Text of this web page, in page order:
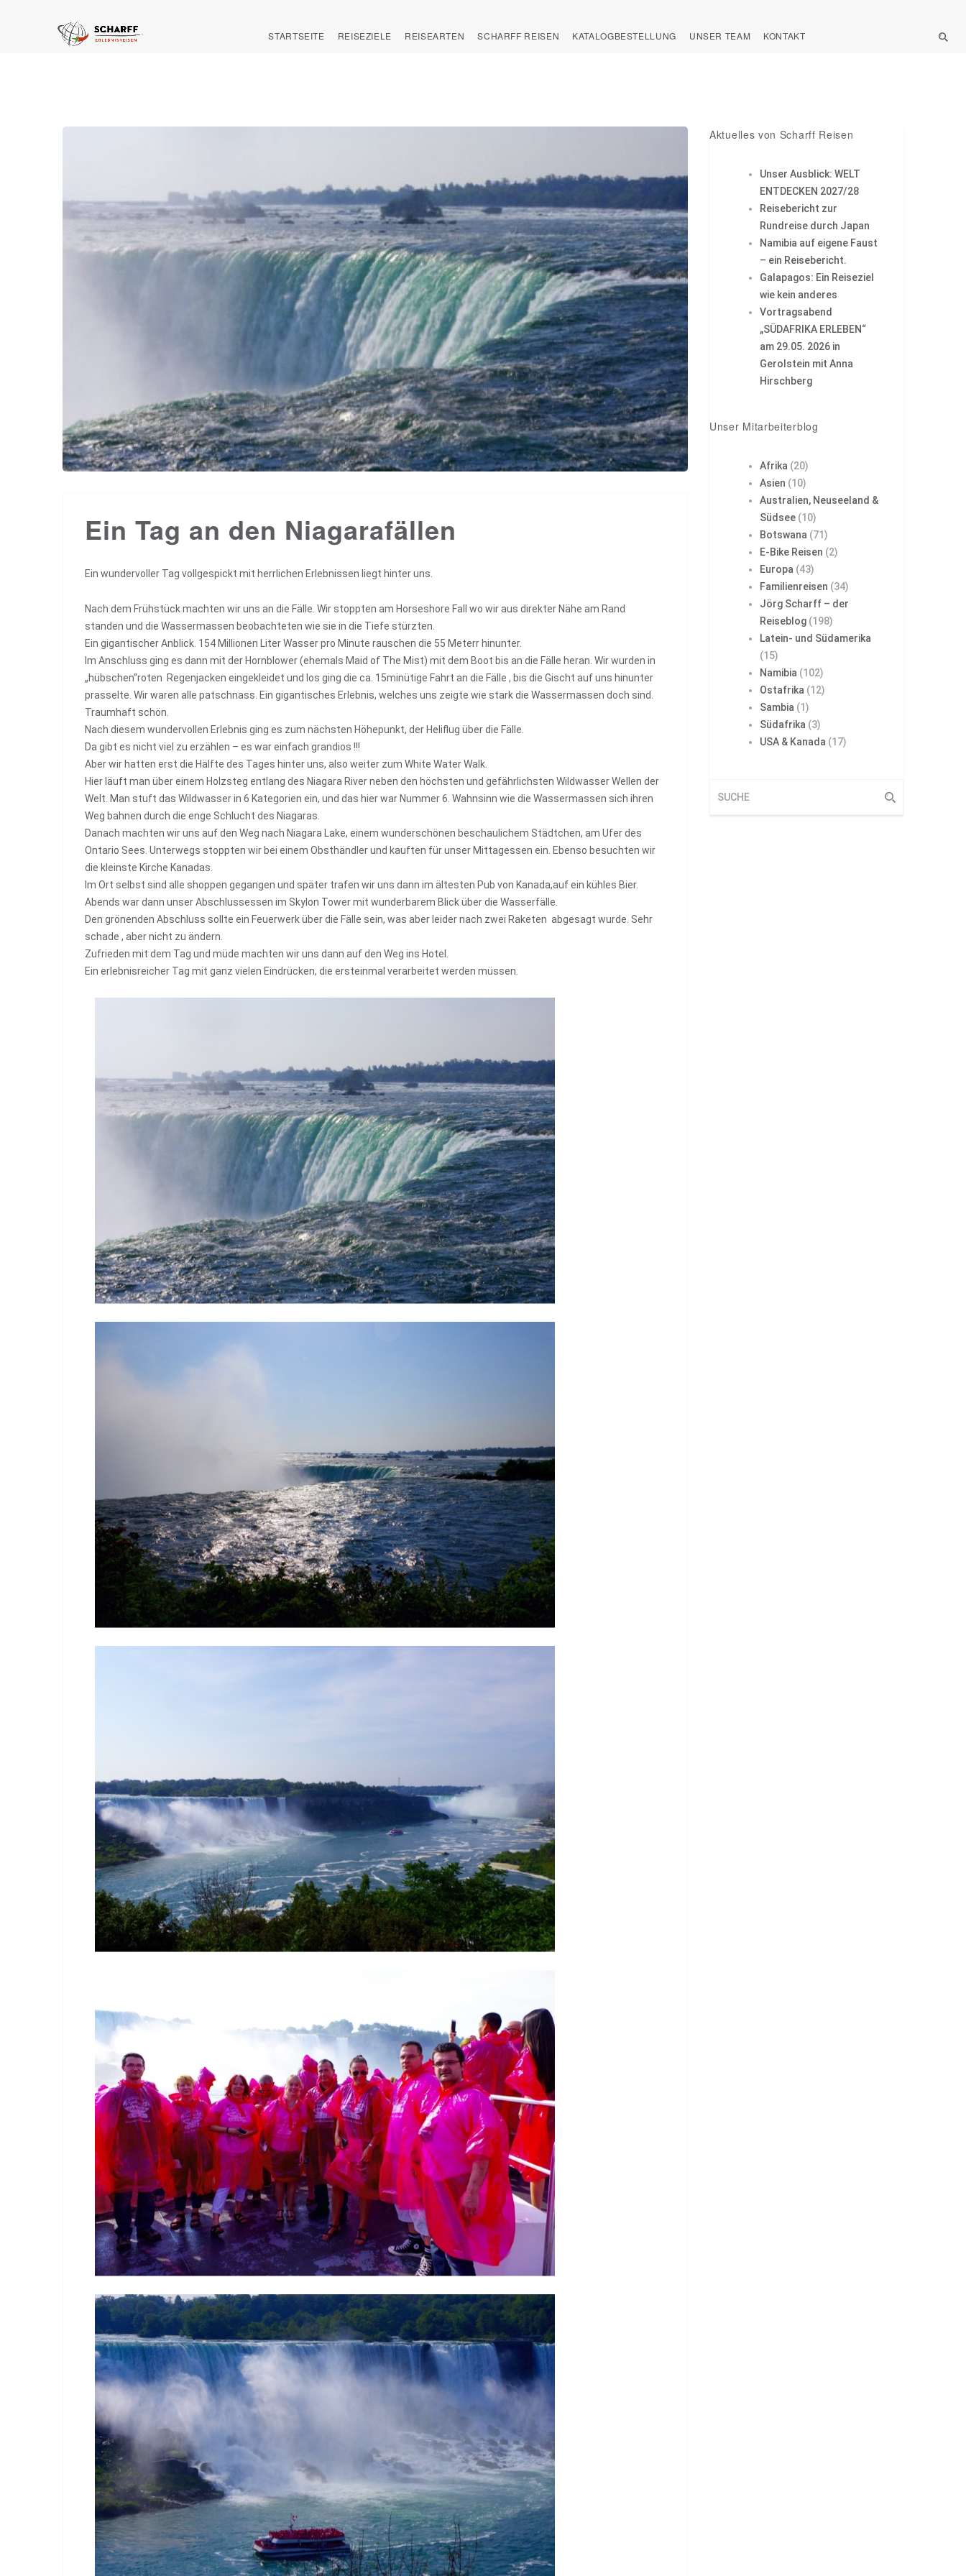
STARTSEITE REISEZIELE REISEARTEN SCHARFF REISEN KATALOGBESTELLUNG UNSER TEAM KONTAKT
Ein Tag an den Niagarafällen
Ein wundervoller Tag vollgespickt mit herrlichen Erlebnissen liegt hinter uns.
Nach dem Frühstück machten wir uns an die Fälle. Wir stoppten am Horseshore Fall wo wir aus direkter Nähe am Rand
standen und die Wassermassen beobachteten wie sie in die Tiefe stürzten.
Ein gigantischer Anblick. 154 Millionen Liter Wasser pro Minute rauschen die 55 Meterr hinunter.
Im Anschluss ging es dann mit der Hornblower (ehemals Maid of The Mist) mit dem Boot bis an die Fälle heran. Wir wurden in
„hübschen“roten Regenjacken eingekleidet und los ging die ca. 15minütige Fahrt an die Fälle , bis die Gischt auf uns hinunter
prasselte. Wir waren alle patschnass. Ein gigantisches Erlebnis, welches uns zeigte wie stark die Wassermassen doch sind.
Traumhaft schön.
Nach diesem wundervollen Erlebnis ging es zum nächsten Höhepunkt, der Heliflug über die Fälle.
Da gibt es nicht viel zu erzählen – es war einfach grandios !!!
Aber wir hatten erst die Hälfte des Tages hinter uns, also weiter zum White Water Walk.
Hier läuft man über einem Holzsteg entlang des Niagara River neben den höchsten und gefährlichsten Wildwasser Wellen der
Welt. Man stuft das Wildwasser in 6 Kategorien ein, und das hier war Nummer 6. Wahnsinn wie die Wassermassen sich ihren
Weg bahnen durch die enge Schlucht des Niagaras.
Danach machten wir uns auf den Weg nach Niagara Lake, einem wunderschönen beschaulichem Städtchen, am Ufer des
Ontario Sees. Unterwegs stoppten wir bei einem Obsthändler und kauften für unser Mittagessen ein. Ebenso besuchten wir
die kleinste Kirche Kanadas.
Im Ort selbst sind alle shoppen gegangen und später trafen wir uns dann im ältesten Pub von Kanada,auf ein kühles Bier.
Abends war dann unser Abschlussessen im Skylon Tower mit wunderbarem Blick über die Wasserfälle.
Den grönenden Abschluss sollte ein Feuerwerk über die Fälle sein, was aber leider nach zwei Raketen abgesagt wurde. Sehr
schade , aber nicht zu ändern.
Zufrieden mit dem Tag und müde machten wir uns dann auf den Weg ins Hotel.
Ein erlebnisreicher Tag mit ganz vielen Eindrücken, die ersteinmal verarbeitet werden müssen.
Aktuelles von Scharff Reisen
Unser Ausblick: WELT
ENTDECKEN 2027/28
Reisebericht zur
Rundreise durch Japan
Namibia auf eigene Faust
– ein Reisebericht.
Galapagos: Ein Reiseziel
wie kein anderes
Vortragsabend
„SÜDAFRIKA ERLEBEN“
am 29.05. 2026 in
Gerolstein mit Anna
Hirschberg
Unser Mitarbeiterblog
Afrika (20)
Asien (10)
Australien, Neuseeland &
Südsee (10)
Botswana (71)
E-Bike Reisen (2)
Europa (43)
Familienreisen (34)
Jörg Scharff – der
Reiseblog (198)
Latein- und Südamerika
(15)
Namibia (102)
Ostafrika (12)
Sambia (1)
Südafrika (3)
USA & Kanada (17)